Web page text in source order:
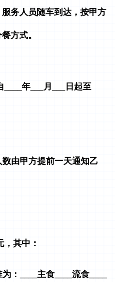
务人员随车到达，按甲方
方式。
年___月___日起至
由甲方提前一天通知乙
，其中：
：____主食____流食____